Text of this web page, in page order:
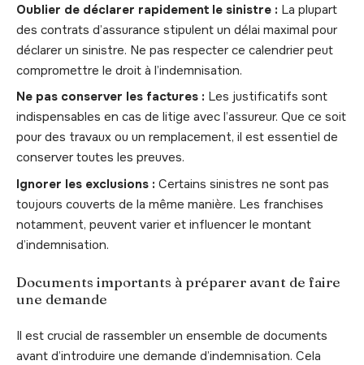
Oublier de déclarer rapidement le sinistre : La plupart
des contrats d’assurance stipulent un délai maximal pour
déclarer un sinistre. Ne pas respecter ce calendrier peut
compromettre le droit à l’indemnisation.
Ne pas conserver les factures : Les justificatifs sont
indispensables en cas de litige avec l’assureur. Que ce soit
pour des travaux ou un remplacement, il est essentiel de
conserver toutes les preuves.
Ignorer les exclusions : Certains sinistres ne sont pas
toujours couverts de la même manière. Les franchises
notamment, peuvent varier et influencer le montant
d’indemnisation.
Documents importants à préparer avant de faire
une demande
Il est crucial de rassembler un ensemble de documents
avant d’introduire une demande d’indemnisation. Cela